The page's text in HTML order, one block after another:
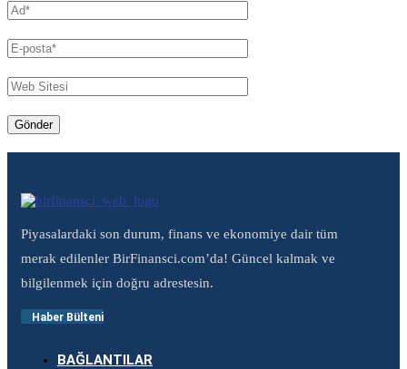
Piyasalardaki son durum, finans ve ekonomiye dair tüm
merak edilenler BirFinansci.com’da! Güncel kalmak ve
bilgilenmek için doğru adrestesin.
Haber Bülteni
BAĞLANTILAR